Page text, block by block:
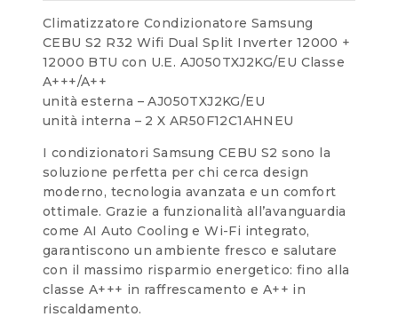
Climatizzatore Condizionatore Samsung
CEBU S2 R32 Wifi Dual Split Inverter 12000 +
12000 BTU con U.E. AJ050TXJ2KG/EU Classe
A+++/A++
unità esterna – AJ050TXJ2KG/EU
unità interna – 2 X AR50F12C1AHNEU
I condizionatori Samsung CEBU S2 sono la
soluzione perfetta per chi cerca design
moderno, tecnologia avanzata e un comfort
ottimale. Grazie a funzionalità all’avanguardia
come AI Auto Cooling e Wi-Fi integrato,
garantiscono un ambiente fresco e salutare
con il massimo risparmio energetico: fino alla
classe A+++ in raffrescamento e A++ in
riscaldamento.